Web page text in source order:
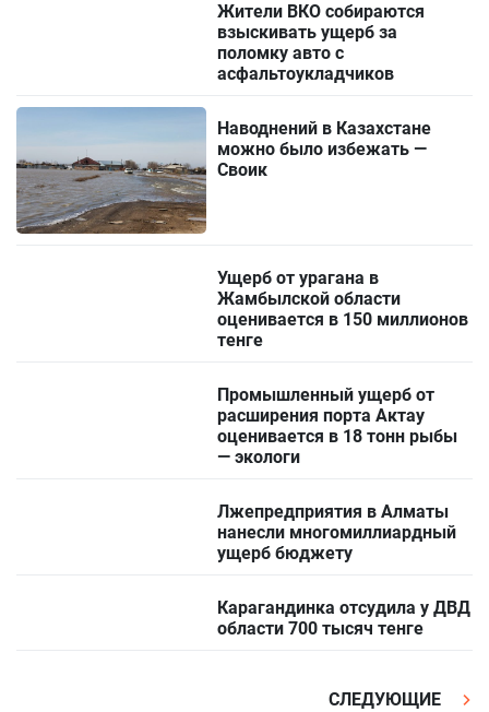
Жители ВКО собираются
взыскивать ущерб за
поломку авто с
асфальтоукладчиков
Наводнений в Казахстане
можно было избежать —
Своик
Ущерб от урагана в
Жамбылской области
оценивается в 150 миллионов
тенге
Промышленный ущерб от
расширения порта Актау
оценивается в 18 тонн рыбы
— экологи
Лжепредприятия в Алматы
нанесли многомиллиардный
ущерб бюджету
Карагандинка отсудила у ДВД
области 700 тысяч тенге
СЛЕДУЮЩИЕ